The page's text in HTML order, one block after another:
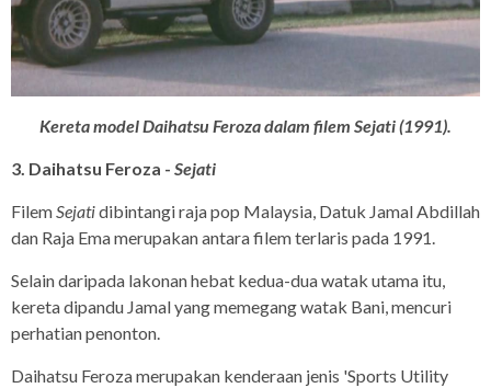
Kereta model Daihatsu Feroza dalam filem Sejati (1991).
3. Daihatsu Feroza - Sejati
FilemSejatidibintangi raja pop Malaysia, Datuk Jamal Abdillah
dan Raja Ema merupakan antara filem terlaris pada 1991.
Selain daripada lakonan hebat kedua-dua watak utama itu,
kereta dipandu Jamal yang memegang watak Bani, mencuri
perhatian penonton.
Daihatsu Feroza merupakan kenderaan jenis 'Sports Utility